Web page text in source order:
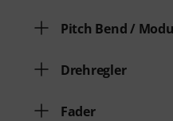
Pitch Bend /
Drehregler
Fader